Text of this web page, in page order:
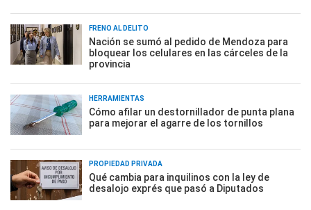
FRENO AL DELITO
Nación se sumó al pedido de Mendoza para
bloquear los celulares en las cárceles de la
provincia
HERRAMIENTAS
Cómo afilar un destornillador de punta plana
para mejorar el agarre de los tornillos
PROPIEDAD PRIVADA
Qué cambia para inquilinos con la ley de
desalojo exprés que pasó a Diputados